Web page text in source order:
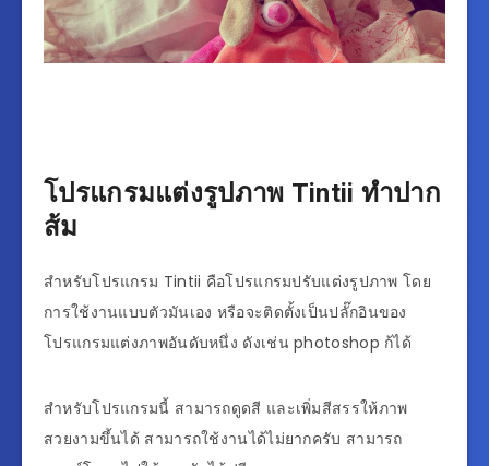
โปรแกรมแต่งรูปภาพ Tintii ทำปาก
ส้ม
สำหรับโปรแกรม Tintii คือโปรแกรมปรับแต่งรูปภาพ โดย
การใช้งานแบบตัวมันเอง หรือจะติดตั้งเป็นปลั๊กอินของ
โปรแกรมแต่งภาพอันดับหนึ่ง ดังเช่น photoshop ก้ได้
สำหรับโปรแกรมนี้ สามารถดูดสี และเพิ่มสีสรรให้ภาพ
สวยงามขึ้นได้ สามารถใช้งานได้ไม่ยากครับ สามารถ